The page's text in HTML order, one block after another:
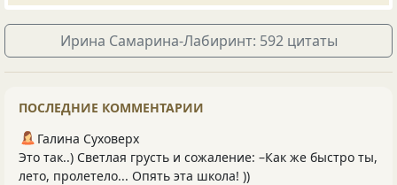
Ирина Самарина-Лабиринт: 592 цитаты
ПОСЛЕДНИЕ КОММЕНТАРИИ
Галина Суховерх
Это так..) Светлая грусть и сожаление: –Как же быстро ты,
лето, пролетело... Опять эта школа! ))